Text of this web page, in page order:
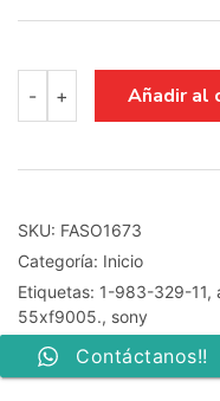
-
DE
ALIMENTACI?
1-
329-
APS-
419
SONY
,KD-
55XF9005.
cantidad
+ Añadir al
SKU: FASO1673
Categoría: Inicio
Etiquetas: 1-983-329-11,
55xf9005., sony
Contáctanos!!